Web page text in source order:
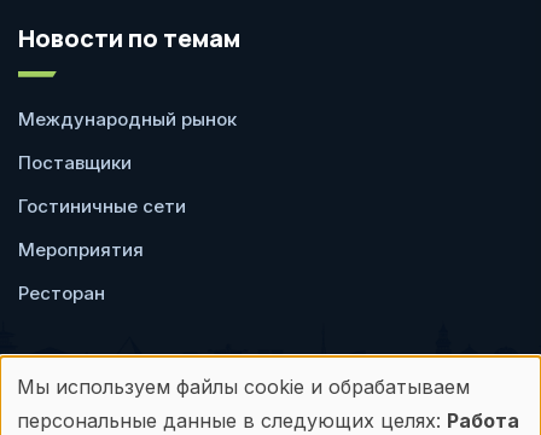
Новости по темам
Международный рынок
Поставщики
Гостиничные сети
Мероприятия
Ресторан
Использование
Мы используем файлы cookie и обрабатываем
персональные данные в следующих целях: Работа